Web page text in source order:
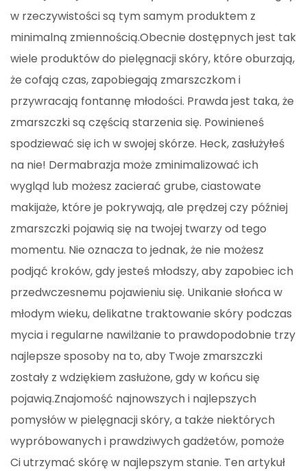
w rzeczywistości są tym samym produktem z
minimalną zmiennością.Obecnie dostępnych jest tak
wiele produktów do pielęgnacji skóry, które oburzają,
że cofają czas, zapobiegają zmarszczkom i
przywracają fontannę młodości. Prawda jest taka, że ​​
zmarszczki są częścią starzenia się. Powinieneś
spodziewać się ich w swojej skórze. Heck, zasłużyłeś
na nie! Dermabrazja może zminimalizować ich
wygląd lub możesz zacierać grube, ciastowate
makijaże, które je pokrywają, ale prędzej czy później
zmarszczki pojawią się na twojej twarzy od tego
momentu. Nie oznacza to jednak, że nie możesz
podjąć kroków, gdy jesteś młodszy, aby zapobiec ich
przedwczesnemu pojawieniu się. Unikanie słońca w
młodym wieku, delikatne traktowanie skóry podczas
mycia i regularne nawilżanie to prawdopodobnie trzy
najlepsze sposoby na to, aby Twoje zmarszczki
zostały z wdziękiem zasłużone, gdy w końcu się
pojawią.Znajomość najnowszych i najlepszych
pomysłów w pielęgnacji skóry, a także niektórych
wypróbowanych i prawdziwych gadżetów, pomoże
Ci utrzymać skórę w najlepszym stanie. Ten artykuł